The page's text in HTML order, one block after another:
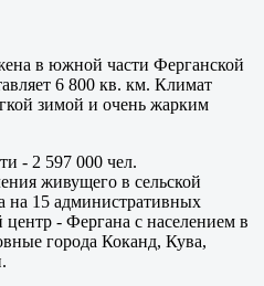
в южной части Ферганской
6 800 кв. км. Климат
зимой и очень жарким
- 2 597 000 чел.
живущего в сельской
на 15 административных
- Фергана с населением в
города Коканд, Кува,